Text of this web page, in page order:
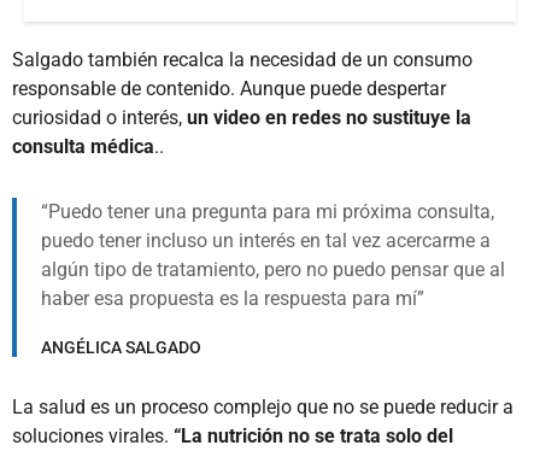
Salgado también recalca la necesidad de un consumo
responsable de contenido. Aunque puede despertar
curiosidad o interés, un video en redes no sustituye la
consulta médica..
Puedo tener una pregunta para mi próxima consulta,
puedo tener incluso un interés en tal vez acercarme a
algún tipo de tratamiento, pero no puedo pensar que al
haber esa propuesta es la respuesta para mí
ANGÉLICA SALGADO
La salud es un proceso complejo que no se puede reducir a
soluciones virales. “La nutrición no se trata solo del